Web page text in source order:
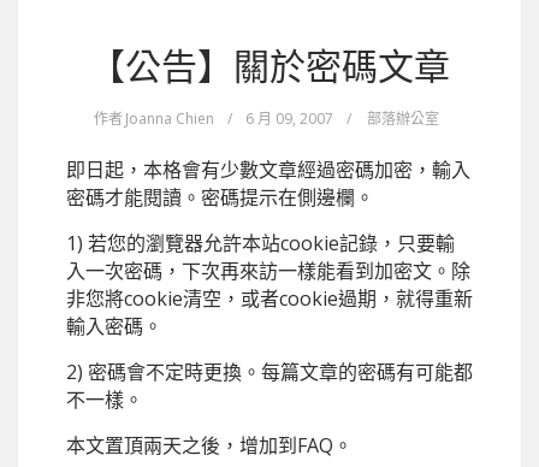
【公告】關於密碼文章
作者Joanna Chien / 6 月 09, 2007 / 部落辦公室
即日起，本格會有少數文章經過密碼加密，輸入
密碼才能閱讀。密碼提示在側邊欄。
1) 若您的瀏覽器允許本站cookie記錄，只要輸
入一次密碼，下次再來訪一樣能看到加密文。除
非您將cookie清空，或者cookie過期，就得重新
輸入密碼。
2) 密碼會不定時更換。每篇文章的密碼有可能都
不一樣。
本文置頂兩天之後，增加到FAQ。